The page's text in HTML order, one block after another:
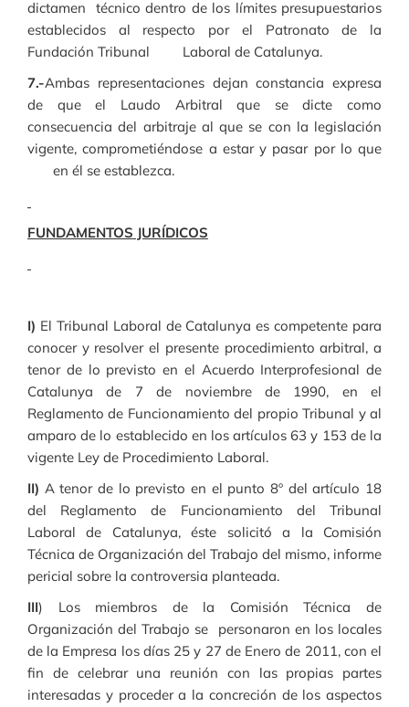
dictamen técnico dentro de los límites presupuestarios
establecidos al respecto por el Patronato de la
Fundación Tribunal Laboral de Catalunya.
7.-Ambas representaciones dejan constancia expresa
de que el Laudo Arbitral que se dicte como
consecuencia del arbitraje al que se con la legislación
vigente, comprometiéndose a estar y pasar por lo que
en él se establezca.
FUNDAMENTOS JURÍDICOS
I) El Tribunal Laboral de Catalunya es competente para
conocer y resolver el presente procedimiento arbitral, a
tenor de lo previsto en el Acuerdo Interprofesional de
Catalunya de 7 de noviembre de 1990, en el
Reglamento de Funcionamiento del propio Tribunal y al
amparo de lo establecido en los artículos 63 y 153 de la
vigente Ley de Procedimiento Laboral.
II) A tenor de lo previsto en el punto 8º del artículo 18
del Reglamento de Funcionamiento del Tribunal
Laboral de Catalunya, éste solicitó a la Comisión
Técnica de Organización del Trabajo del mismo, informe
pericial sobre la controversia planteada.
III) Los miembros de la Comisión Técnica de
Organización del Trabajo se personaron en los locales
de la Empresa los días 25 y 27 de Enero de 2011, con el
fin de celebrar una reunión con las propias partes
interesadas y proceder a la concreción de los aspectos